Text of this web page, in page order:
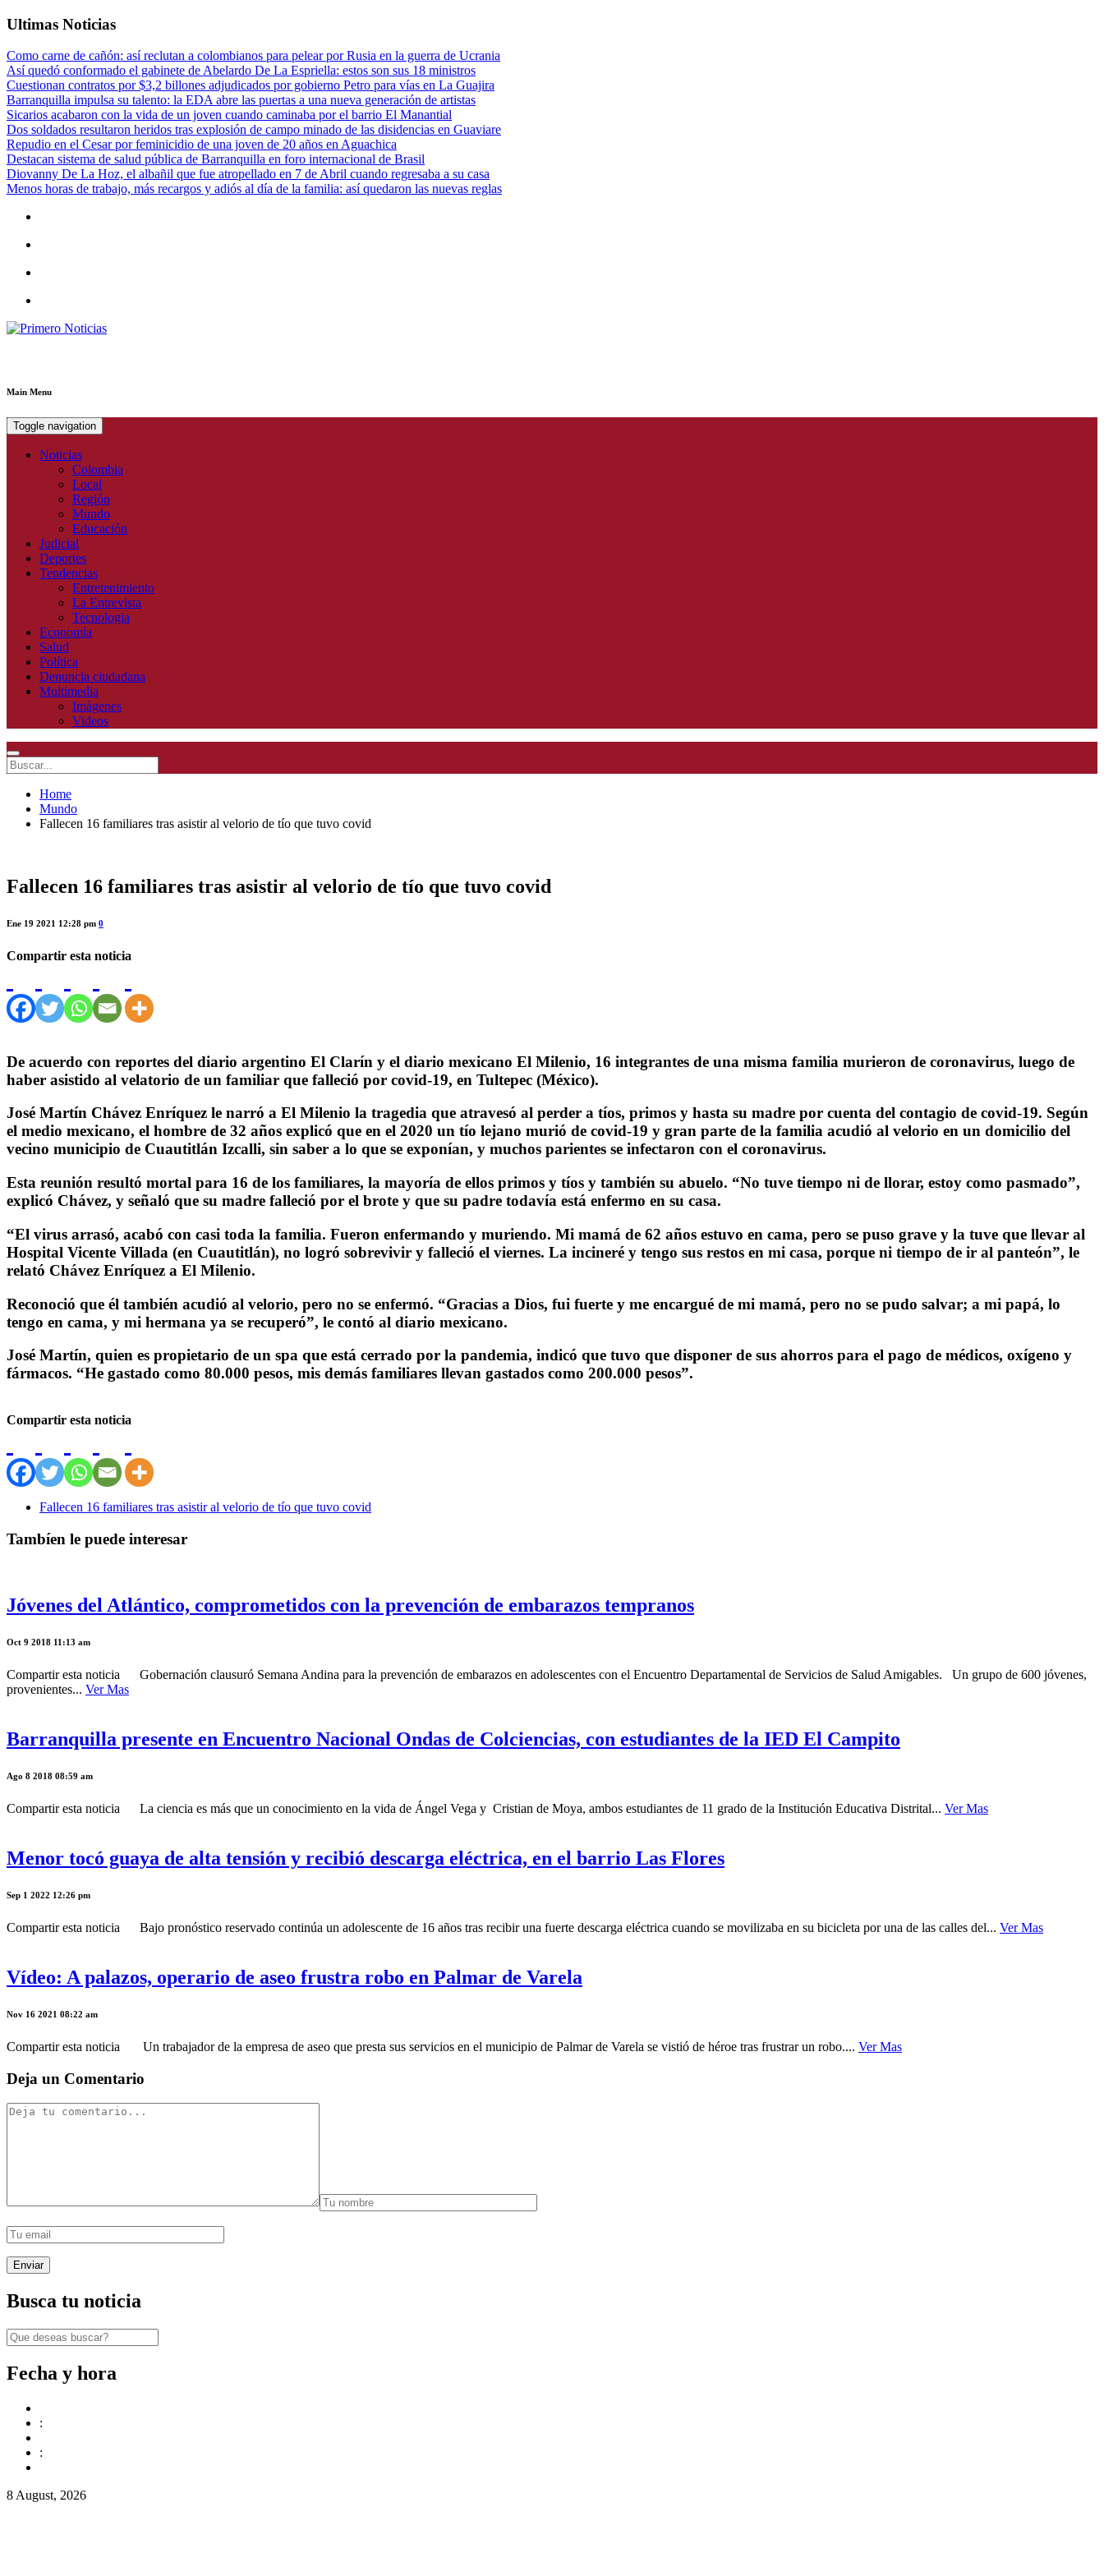
Ultimas Noticias
Como carne de cañón: así reclutan a colombianos para pelear por Rusia en la guerra de Ucrania
Así quedó conformado el gabinete de Abelardo De La Espriella: estos son sus 18 ministros
Cuestionan contratos por $3,2 billones adjudicados por gobierno Petro para vías en La Guajira
Barranquilla impulsa su talento: la EDA abre las puertas a una nueva generación de artistas
Sicarios acabaron con la vida de un joven cuando caminaba por el barrio El Manantial
Dos soldados resultaron heridos tras explosión de campo minado de las disidencias en Guaviare
Repudio en el Cesar por feminicidio de una joven de 20 años en Aguachica
Destacan sistema de salud pública de Barranquilla en foro internacional de Brasil
Diovanny De La Hoz, el albañil que fue atropellado en 7 de Abril cuando regresaba a su casa
Menos horas de trabajo, más recargos y adiós al día de la familia: así quedaron las nuevas reglas
Main Menu
Toggle navigation
Noticias
Colombia
Local
Región
Mundo
Educación
Judicial
Deportes
Tendencias
Entretenimiento
La Entrevista
Tecnologia
Economía
Salud
Política
Denuncia ciudadana
Multimedia
Imágenes
Videos
Home
Mundo
Fallecen 16 familiares tras asistir al velorio de tío que tuvo covid
Fallecen 16 familiares tras asistir al velorio de tío que tuvo covid
Ene 19 2021 12:28 pm 0
Compartir esta noticia
De acuerdo con reportes del diario argentino El Clarín y el diario mexicano El Milenio, 16 integrantes de una misma familia murieron de coronavirus, luego de
haber asistido al velatorio de un familiar que falleció por covid-19, en Tultepec (México).
José Martín Chávez Enríquez le narró a El Milenio la tragedia que atravesó al perder a tíos, primos y hasta su madre por cuenta del contagio de covid-19. Según
el medio mexicano, el hombre de 32 años explicó que en el 2020 un tío lejano murió de covid-19 y gran parte de la familia acudió al velorio en un domicilio del
vecino municipio de Cuautitlán Izcalli, sin saber a lo que se exponían, y muchos parientes se infectaron con el coronavirus.
Esta reunión resultó mortal para 16 de los familiares, la mayoría de ellos primos y tíos y también su abuelo. “No tuve tiempo ni de llorar, estoy como pasmado”,
explicó Chávez, y señaló que su madre falleció por el brote y que su padre todavía está enfermo en su casa.
“El virus arrasó, acabó con casi toda la familia. Fueron enfermando y muriendo. Mi mamá de 62 años estuvo en cama, pero se puso grave y la tuve que llevar al
Hospital Vicente Villada (en Cuautitlán), no logró sobrevivir y falleció el viernes. La incineré y tengo sus restos en mi casa, porque ni tiempo de ir al panteón”, le
relató Chávez Enríquez a El Milenio.
Reconoció que él también acudió al velorio, pero no se enfermó. “Gracias a Dios, fui fuerte y me encargué de mi mamá, pero no se pudo salvar; a mi papá, lo
tengo en cama, y mi hermana ya se recuperó”, le contó al diario mexicano.
José Martín, quien es propietario de un spa que está cerrado por la pandemia, indicó que tuvo que disponer de sus ahorros para el pago de médicos, oxígeno y
fármacos. “He gastado como 80.000 pesos, mis demás familiares llevan gastados como 200.000 pesos”.
Compartir esta noticia
Fallecen 16 familiares tras asistir al velorio de tío que tuvo covid
Tambíen le puede interesar
Jóvenes del Atlántico, comprometidos con la prevención de embarazos tempranos
Oct 9 2018 11:13 am
Compartir esta noticia Gobernación clausuró Semana Andina para la prevención de embarazos en adolescentes con el Encuentro Departamental de Servicios de Salud Amigables. Un grupo de 600 jóvenes,
provenientes... Ver Mas
Barranquilla presente en Encuentro Nacional Ondas de Colciencias, con estudiantes de la IED El Campito
Ago 8 2018 08:59 am
Compartir esta noticia La ciencia es más que un conocimiento en la vida de Ángel Vega y Cristian de Moya, ambos estudiantes de 11 grado de la Institución Educativa Distrital... Ver Mas
Menor tocó guaya de alta tensión y recibió descarga eléctrica, en el barrio Las Flores
Sep 1 2022 12:26 pm
Compartir esta noticia Bajo pronóstico reservado continúa un adolescente de 16 años tras recibir una fuerte descarga eléctrica cuando se movilizaba en su bicicleta por una de las calles del... Ver Mas
Vídeo: A palazos, operario de aseo frustra robo en Palmar de Varela
Nov 16 2021 08:22 am
Compartir esta noticia Un trabajador de la empresa de aseo que presta sus servicios en el municipio de Palmar de Varela se vistió de héroe tras frustrar un robo.... Ver Mas
Deja un Comentario
Busca tu noticia
Fecha y hora
:
:
8 August, 2026